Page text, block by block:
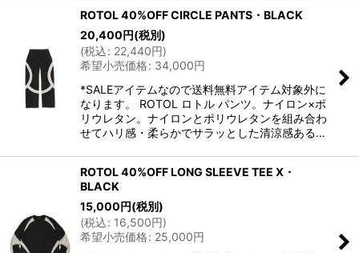
ROTOL 40%OFF CIRCLE PANTS・BLACK
20,400円(税別)
(税込: 22,440円)
希望小売価格: 34,000円
*SALEアイテムなので送料無料アイテム対象外に
なります。 ROTOL ロトル パンツ。ナイロン×ポ
リウレタン。ナイロンとポリウレタンを組み合わ
せてハリ感・柔らかでサラッとした清涼感ある…
ROTOL 40%OFF LONG SLEEVE TEE X・
BLACK
15,000円(税別)
(税込: 16,500円)
希望小売価格: 25,000円